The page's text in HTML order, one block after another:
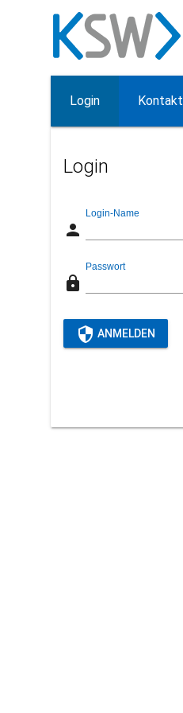
Login Kontakt
Login
person
Login-Name
lock
Passwort
security ANMELDEN